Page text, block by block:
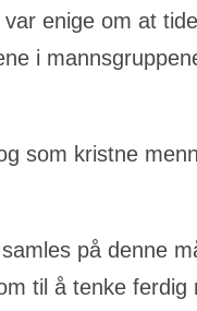
enige om at
i
som kristne
på denne
til å tenke ferdig